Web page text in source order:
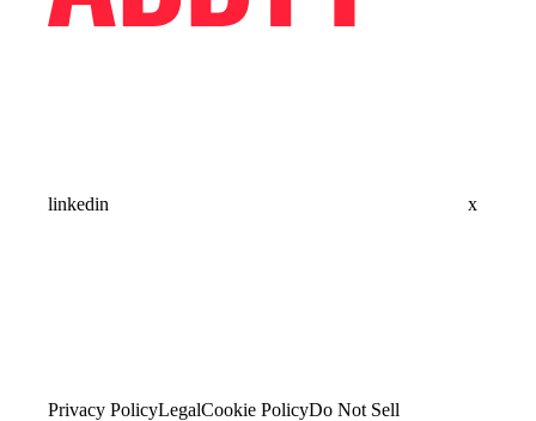
linkedin x
Privacy PolicyLegalCookie PolicyDo Not Sell